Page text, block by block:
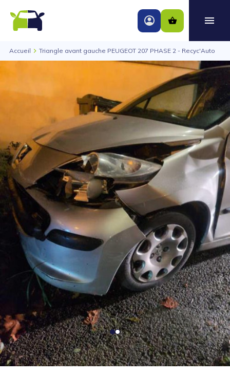
Accueil Triangle avant gauche PEUGEOT 207 PHASE 2 - Recyc'Auto